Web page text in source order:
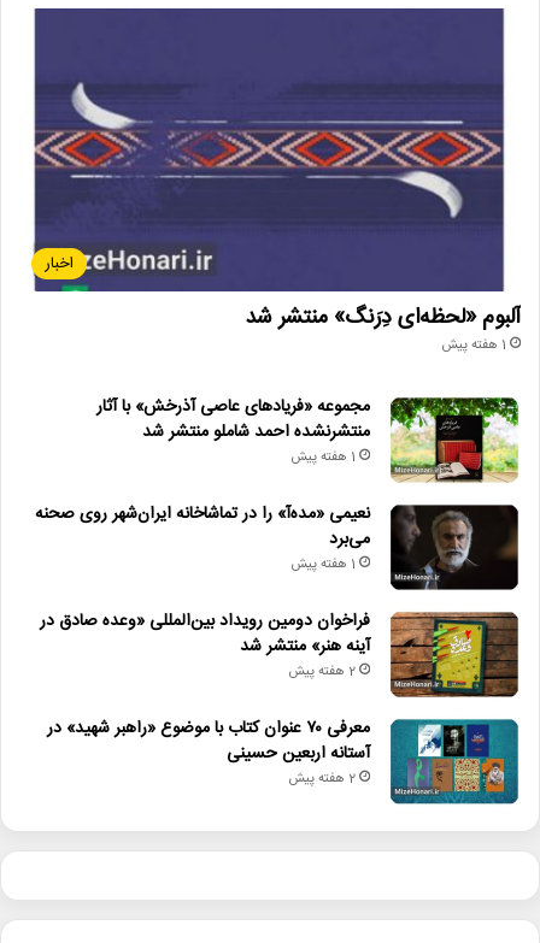
اخبار
آلبوم «لحظه‌ای دِرَنگ» منتشر شد
1 هفته پیش
مجموعه «فریادهای عاصی آذرخش» با آثار
منتشرنشده احمد شاملو منتشر شد
1 هفته پیش
نعیمی «مده‌آ» را در تماشاخانه ایران‌شهر روی صحنه
می‌برد
1 هفته پیش
فراخوان دومین رویداد بین‌المللی «وعده صادق در
آینه هنر» منتشر شد
2 هفته پیش
معرفی ۷۰ عنوان کتاب با موضوع «راهبر شهید» در
آستانه اربعین حسینی
2 هفته پیش